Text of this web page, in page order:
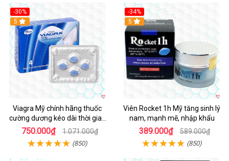
-30%
5
Viagra Mỹ chính hãng thuốc
cường dương kéo dài thời gian
cho Nam nhập khẩu chính ngạch
750.000₫ 1.071.000₫
(850)
-34%
5
Viên Rocket 1h Mỹ tăng sinh lý
nam, mạnh mẽ, nhập khẩu
389.000₫ 589.000₫
(850)